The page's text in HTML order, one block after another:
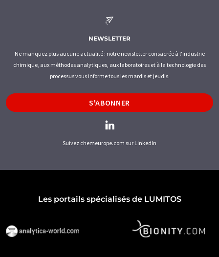
NEWSLETTER
Ne manquez plus aucune actualité : notre newsletter consacrée à l'industrie
chimique, aux méthodes analytiques, aux laboratoires et à la technologie des
processus vous informe tous les mardis et jeudis.
S'ABONNER
Suivez chemeurope.com sur LinkedIn
Les portails spécialisés de LUMITOS